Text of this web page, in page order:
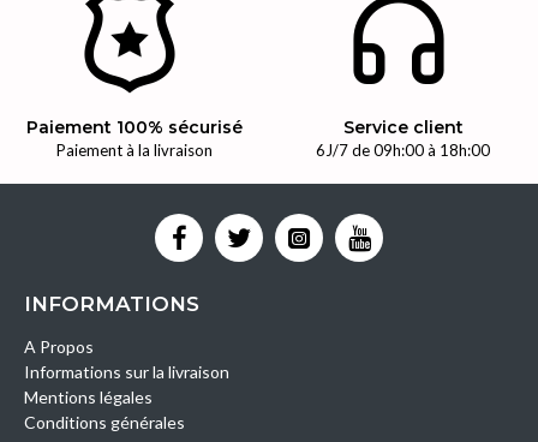
Paiement 100% sécurisé
Paiement à la livraison
Service client
6J/7 de 09h:00 à 18h:00
INFORMATIONS
A Propos
Informations sur la livraison
Mentions légales
Conditions générales